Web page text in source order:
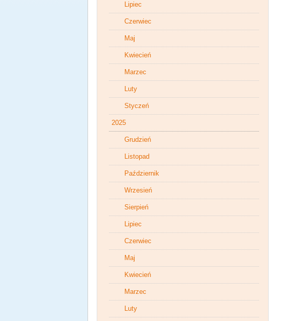
Lipiec
Czerwiec
Maj
Kwiecień
Marzec
Luty
Styczeń
2025
Grudzień
Listopad
Październik
Wrzesień
Sierpień
Lipiec
Czerwiec
Maj
Kwiecień
Marzec
Luty